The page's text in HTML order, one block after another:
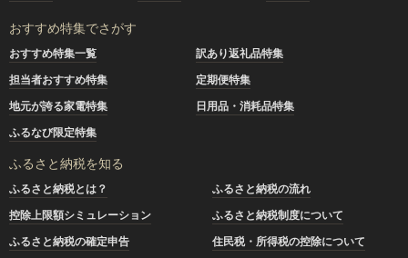
おすすめ特集でさがす
おすすめ特集一覧
訳あり返礼品特集
担当者おすすめ特集
定期便特集
地元が誇る家電特集
日用品・消耗品特集
ふるなび限定特集
ふるさと納税を知る
ふるさと納税とは？
ふるさと納税の流れ
控除上限額シミュレーション
ふるさと納税制度について
ふるさと納税の確定申告
住民税・所得税の控除について